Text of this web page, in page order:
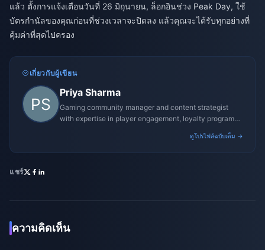
แล้ว ตั้งการแจ้งเตือนวันที่ 26 มิถุนายน, ล็อกอินช่วง Peak Day, ใช้
บัตรกำนัลของคุณก่อนที่ช่วงเวลาจะปิดลง แล้วคุณจะได้รับทุกอย่างที่
คุ้มค่าที่สุดไปครอง
เกี่ยวกับผู้เขียน
Priya Sharma
Gaming community manager and content strategist
with expertise in player engagement, loyalty programs,
ดูโปรไฟล์ฉบับเต็ม →
แชร์
ความคิดเห็น